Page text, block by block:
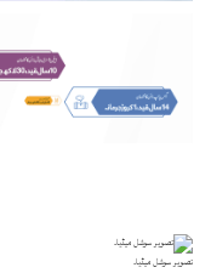
تصویر سوشل میڈیا۔